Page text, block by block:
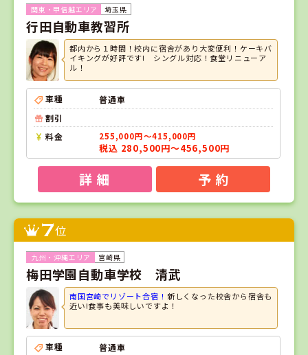
埼玉県
行田自動車教習所
都内から１時間！校内に宿舎があり大変便利！ケーキバ
イキングが好評です! シングル対応！食堂リニューア
ル！
車種
普通車
割引
料金
255,000円～415,000円
税込 280,500円～456,500円
詳 細 予 約
7位
宮崎県
梅田学園自動車学校 清武
南国宮崎でリゾート合宿！ 新しくなった校舎から宿舎も
近い!食事も美味しいですよ！
車種
普通車